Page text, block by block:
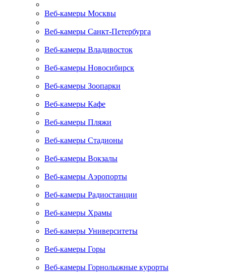
Веб-камеры Москвы
Веб-камеры Санкт-Петербурга
Веб-камеры Владивосток
Веб-камеры Новосибирск
Веб-камеры Зоопарки
Веб-камеры Кафе
Веб-камеры Пляжи
Веб-камеры Стадионы
Веб-камеры Вокзалы
Веб-камеры Аэропорты
Веб-камеры Радиостанции
Веб-камеры Храмы
Веб-камеры Университеты
Веб-камеры Горы
Веб-камеры Горнолыжные курорты